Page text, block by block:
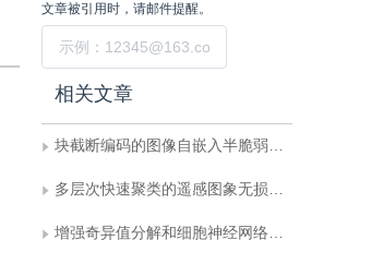
文章被引用时，请邮件提醒。
相关文章
块截断编码的图像自嵌入半脆弱水印算法
多层次快速聚类的遥感图象无损压缩
增强奇异值分解和细胞神经网络的零水印